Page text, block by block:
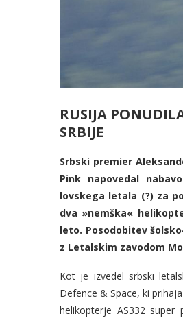
RUSIJA
SRBIJE
Srbski premier
Pink napovedal
lovskega letala (?) za
dva »nemška«
leto. Posodobitev
z Letalskim zavodom
Kot je izvedel srbski
Defence & Space, ki
helikopterje AS332